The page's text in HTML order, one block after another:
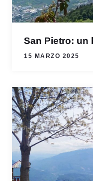
San Pietro: un
15 MARZO 2025